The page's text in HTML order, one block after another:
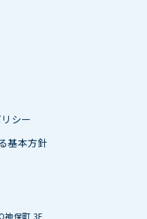
シー
基本方針
神保町 3F